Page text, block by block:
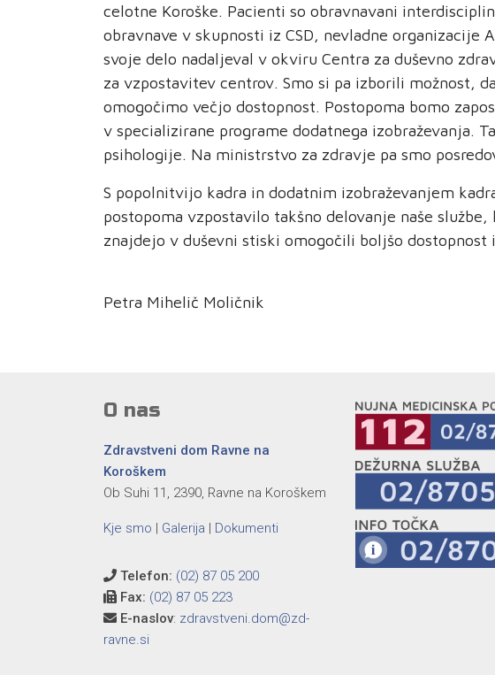
celotne Koroške. Pacienti so obravnavani
obravnave v skupnosti iz CSD, nevladne organizacije
svoje delo nadaljeval v okviru Centra za duševno
za vzpostavitev centrov. Smo si pa izborili možnost,
omogočimo večjo dostopnost. Postopoma bomo
v specializirane programe dodatnega izobraževanja.
psihologije. Na ministrstvo za zdravje pa smo
S popolnitvijo kadra in dodatnim izobraževanjem
postopoma vzpostavilo takšno delovanje naše
znajdejo v duševni stiski omogočili boljšo dostopnost
Petra Mihelič Moličnik
O nas
Zdravstveni dom Ravne na
Koroškem
Ob Suhi 11, 2390, Ravne na Koroškem
Kje smo | Galerija | Dokumenti
Telefon: (02) 87 05 200
Fax: (02) 87 05 223
E-naslov: zdravstveni.dom@zd-
ravne.si